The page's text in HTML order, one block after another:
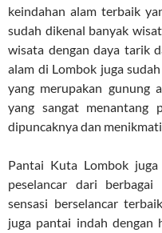
keindahan alam terbaik
sudah dikenal banyak
wisata dengan daya tarik
alam di Lombok juga
yang merupakan gunung
yang sangat menantang
dipuncaknya dan
Pantai Kuta Lombok
peselancar dari
sensasi berselancar
juga pantai indah dengan